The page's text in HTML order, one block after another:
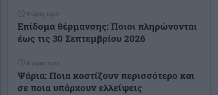
5 ώρες πριν
Επίδομα θέρμανσης: Ποιοι πληρώνονται
έως τις 30 Σεπτεμβρίου 2026
6 ώρες πριν
Ψάρια: Ποια κοστίζουν περισσότερο και
σε ποια υπάρχουν ελλείψεις